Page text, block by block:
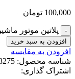
100,000 تومان
پلاتین موتور
افزودن به سبد خرید
افزودن به مقایسه
شناسه محصول:
اشتراک گذاری: